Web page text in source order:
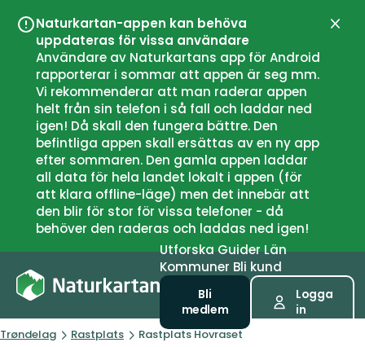
Naturkartan-appen kan behöva
uppdateras för vissa användare
Användare av Naturkartans app för Android
rapporterar i sommar att appen är seg mm.
Vi rekommenderar att man raderar appen
helt från sin telefon i så fall och laddar ned
igen! Då skall den fungera bättre. Den
befintliga appen skall ersättas av en ny app
efter sommaren. Den gamla appen laddar
all data för hela landet lokalt i appen (för
att klara offline-läge) men det innebär att
den blir för stor för vissa telefoner - då
behöver den raderas och laddas ned igen!
UtforskaGuiderLän
Kommuner Bli kund
Bli
medlem
Logga
in
Trøndelag Rastplats Rastplats Hovraset